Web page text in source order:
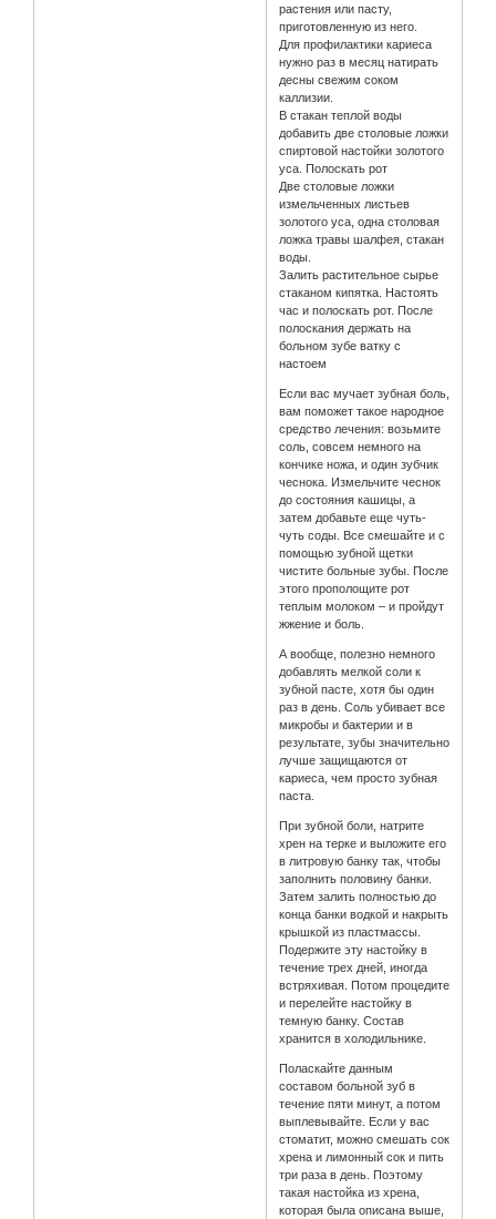
растения или пасту,
приготовленную из него.
Для профилактики кариеса
нужно раз в месяц натирать
десны свежим соком
каллизии.
В стакан теплой воды
добавить две столовые ложки
спиртовой настойки золотого
уса. Полоскать рот
Две столовые ложки
измельченных листьев
золотого уса, одна столовая
ложка травы шалфея, стакан
воды.
Залить растительное сырье
стаканом кипятка. Настоять
час и полоскать рот. После
полоскания держать на
больном зубе ватку с
настоем
Если вас мучает зубная боль,
вам поможет такое народное
средство лечения: возьмите
соль, совсем немного на
кончике ножа, и один зубчик
чеснока. Измельчите чеснок
до состояния кашицы, а
затем добавьте еще чуть-
чуть соды. Все смешайте и с
помощью зубной щетки
чистите больные зубы. После
этого прополощите рот
теплым молоком – и пройдут
жжение и боль.
А вообще, полезно немного
добавлять мелкой соли к
зубной пасте, хотя бы один
раз в день. Соль убивает все
микробы и бактерии и в
результате, зубы значительно
лучше защищаются от
кариеса, чем просто зубная
паста.
При зубной боли, натрите
хрен на терке и выложите его
в литровую банку так, чтобы
заполнить половину банки.
Затем залить полностью до
конца банки водкой и накрыть
крышкой из пластмассы.
Подержите эту настойку в
течение трех дней, иногда
встряхивая. Потом процедите
и перелейте настойку в
темную банку. Состав
хранится в холодильнике.
Поласкайте данным
составом больной зуб в
течение пяти минут, а потом
выплевывайте. Если у вас
стоматит, можно смешать сок
хрена и лимонный сок и пить
три раза в день. Поэтому
такая настойка из хрена,
которая была описана выше,